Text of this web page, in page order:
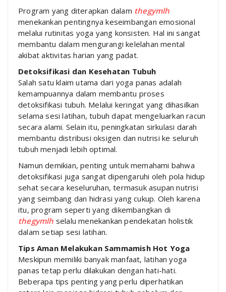
Program yang diterapkan dalam thegymlh
menekankan pentingnya keseimbangan emosional
melalui rutinitas yoga yang konsisten. Hal ini sangat
membantu dalam mengurangi kelelahan mental
akibat aktivitas harian yang padat.
Detoksifikasi dan Kesehatan Tubuh
Salah satu klaim utama dari yoga panas adalah
kemampuannya dalam membantu proses
detoksifikasi tubuh. Melalui keringat yang dihasilkan
selama sesi latihan, tubuh dapat mengeluarkan racun
secara alami. Selain itu, peningkatan sirkulasi darah
membantu distribusi oksigen dan nutrisi ke seluruh
tubuh menjadi lebih optimal.
Namun demikian, penting untuk memahami bahwa
detoksifikasi juga sangat dipengaruhi oleh pola hidup
sehat secara keseluruhan, termasuk asupan nutrisi
yang seimbang dan hidrasi yang cukup. Oleh karena
itu, program seperti yang dikembangkan di
thegymlh selalu menekankan pendekatan holistik
dalam setiap sesi latihan.
Tips Aman Melakukan Sammamish Hot Yoga
Meskipun memiliki banyak manfaat, latihan yoga
panas tetap perlu dilakukan dengan hati-hati.
Beberapa tips penting yang perlu diperhatikan